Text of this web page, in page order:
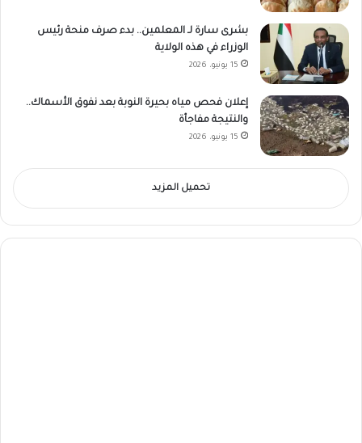
بشرى سارة لـ المعلمين.. بدء صرف منحة رئيس
الوزراء في هذه الولاية
15 يونيو، 2026
إعلان فحص مياه بحيرة النوبة بعد نفوق الأسماك..
والنتيجة مفاجأة
15 يونيو، 2026
تحميل المزيد